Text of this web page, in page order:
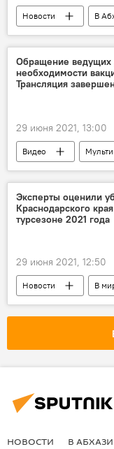
Новости В
Пресс-центр
Обращение ведущих
необходимости
Трансляция
29 июня 2021, 13:00
Видео
Эксперты оценили
Краснодарского
турсезоне 2021 года
29 июня 2021, 12:50
Новости В
НОВОСТИ В